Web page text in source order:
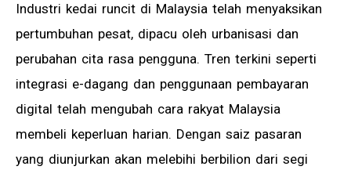
Industri kedai runcit di Malaysia telah menyaksikan
pertumbuhan pesat, dipacu oleh urbanisasi dan
perubahan cita rasa pengguna. Tren terkini seperti
integrasi e-dagang dan penggunaan pembayaran
digital telah mengubah cara rakyat Malaysia
membeli keperluan harian. Dengan saiz pasaran
yang diunjurkan akan melebihi berbilion dari segi